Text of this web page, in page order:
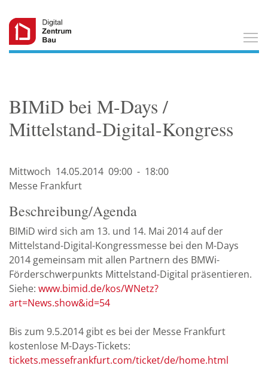
BIMiD bei M-Days /
Mittelstand-Digital-Kongress
Mittwoch 14.05.2014 09:00 - 18:00
Messe Frankfurt
Beschreibung/Agenda
BIMiD wird sich am 13. und 14. Mai 2014 auf der
Mittelstand-Digital-Kongressmesse bei den M-Days
2014 gemeinsam mit allen Partnern des BMWi-
Förderschwerpunkts Mittelstand-Digital präsentieren.
Siehe: www.bimid.de/kos/WNetz?
art=News.show&id=54
Bis zum 9.5.2014 gibt es bei der Messe Frankfurt
kostenlose M-Days-Tickets:
tickets.messefrankfurt.com/ticket/de/home.html